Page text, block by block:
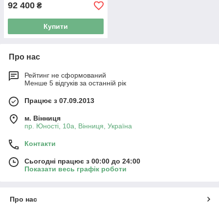
92 400 ₴
Купити
Про нас
Рейтинг не сформований
Менше 5 відгуків за останній рік
Працює з 07.09.2013
м. Вінниця
пр. Юності, 10a, Вінниця, Україна
Контакти
Сьогодні працює з 00:00 до 24:00
Показати весь графік роботи
Про нас